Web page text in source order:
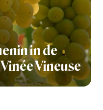
in de
Vineuse